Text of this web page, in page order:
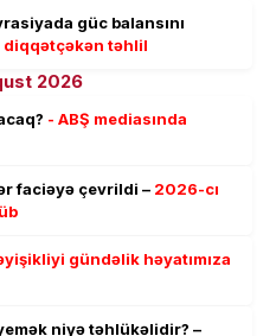
güc balansını
diqqətçəkən təhlil
2026
- ABŞ mediasında
faciəyə çevrildi – 2026-cı
gündəlik həyatımıza
niyə təhlükəlidir? –